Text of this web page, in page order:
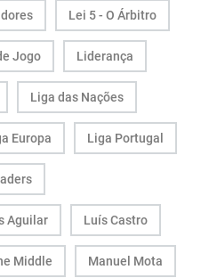
Lei 5 - O Árbitro
Jogo Liderança
Liga das Nações
Europa Liga Portugal
Aguilar Luís Castro
Middle Manuel Mota